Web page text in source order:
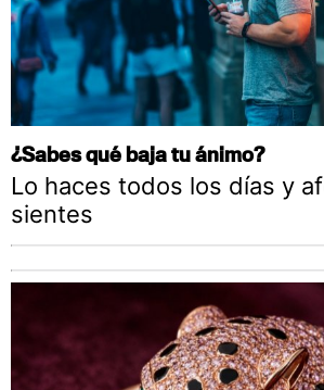
¿Sabes qué baja tu ánimo?
Lo haces todos los días y
sientes